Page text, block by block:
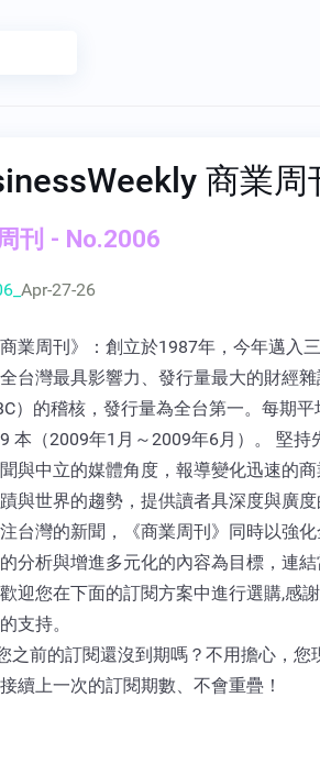
商業周
刊 - No.2006
Apr-27-26
業周刊》：創立於1987年，今年邁入
台灣最具影響力、發行量最大的財經
）的稽核，發行量為全台第一。每期
本（2009年1月～2009年6月）。 堅持
與中立的媒體角度，報導變化迅速的
與世界的趨勢，提供讀者具深度與廣度
台灣的新聞，《商業周刊》同時以強
分析與增進多元化的內容為目標，連
迎您在下面的訂閱方案中進行選購,感
支持。
前的訂閱還沒到期嗎？不用擔心，您
續上一次的訂閱期數、不會重疊！